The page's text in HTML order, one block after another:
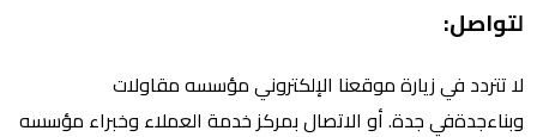
لتواصل:
لا تتردد في زيارة موقعنا الإلكتروني مؤسسه مقاولات
وبناءجدةفي جدة. أو الاتصال بمركز خدمة العملاء وخبراء مؤسسه